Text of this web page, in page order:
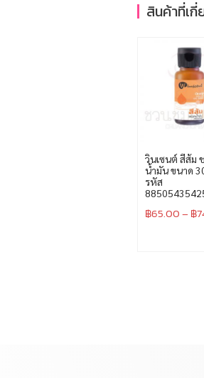
สินค้าที่เ
วินเซนต์ สีส้ม
น้ำมัน ขนาด
รหัส
฿65.00– ฿